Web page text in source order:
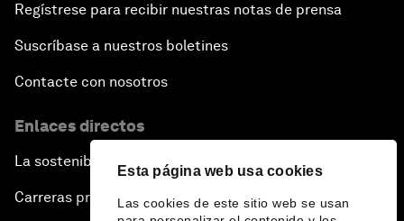
Esta página web usa cookies
Las cookies de este sitio web se usan
Regístrese para recibir nuestras notas de prensa
Suscríbase a nuestros boletines
Contacte con nosotros
Enlaces directos
La sostenibilidad en el Foro
Carreras profesionales